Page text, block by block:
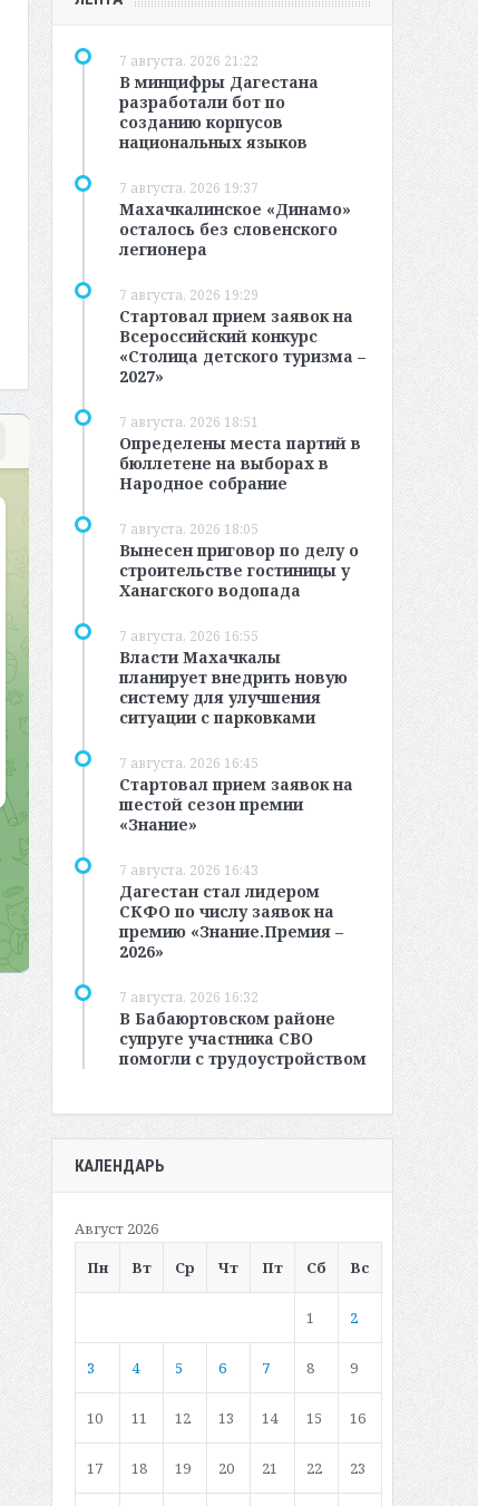
7 августа, 2026 21:22
В минцифры Дагестана
разработали бот по
созданию корпусов
национальных языков
7 августа, 2026 19:37
Махачкалинское «Динамо»
осталось без словенского
легионера
7 августа, 2026 19:29
Стартовал прием заявок на
Всероссийский конкурс
«Столица детского туризма –
2027»
7 августа, 2026 18:51
Определены места партий в
бюллетене на выборах в
Народное собрание
7 августа, 2026 18:05
Вынесен приговор по делу о
строительстве гостиницы у
Ханагского водопада
7 августа, 2026 16:55
Власти Махачкалы
планирует внедрить новую
систему для улучшения
ситуации с парковками
7 августа, 2026 16:45
Стартовал прием заявок на
шестой сезон премии
«Знание»
7 августа, 2026 16:43
Дагестан стал лидером
СКФО по числу заявок на
премию «Знание.Премия –
2026»
7 августа, 2026 16:32
В Бабаюртовском районе
супруге участника СВО
помогли с трудоустройством
КАЛЕНДАРЬ
Август 2026
Пн
Вт Ср Чт Пт Сб Вс
1 2
3 4 5 6 7 8 9
10 11 12 13 14 15 16
17 18 19 20 21 22 23